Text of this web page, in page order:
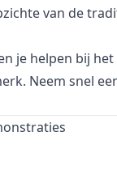
van de
je helpen bij
Neem snel